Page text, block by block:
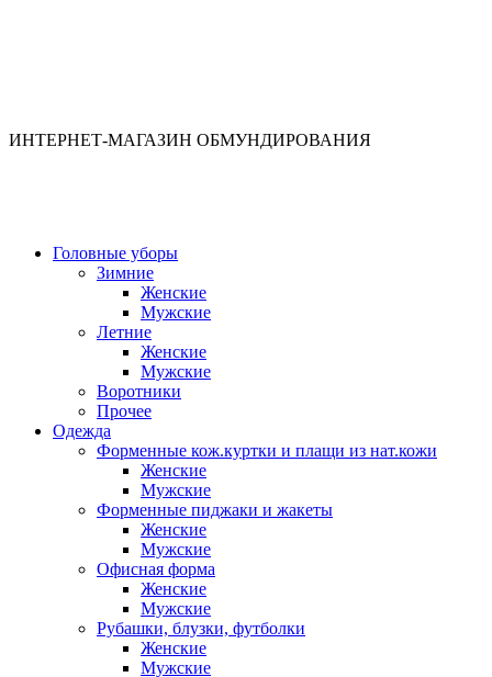
ИНТЕРНЕТ-МАГАЗИН ОБМУНДИРОВАНИЯ
Головные уборы
Зимние
Женские
Мужские
Летние
Женские
Мужские
Воротники
Прочее
Одежда
Форменные кож.куртки и плащи из нат.кожи
Женские
Мужские
Форменные пиджаки и жакеты
Женские
Мужские
Офисная форма
Женские
Мужские
Рубашки, блузки, футболки
Женские
Мужские